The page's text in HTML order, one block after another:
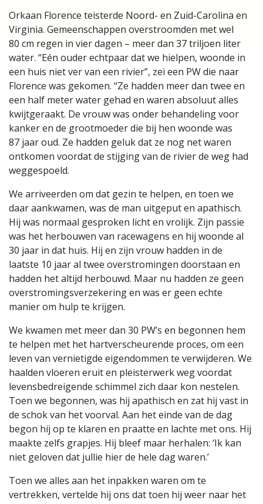
Orkaan Florence teisterde Noord- en Zuid-Carolina en
Virginia. Gemeenschappen overstroomden met wel
80 cm regen in vier dagen – meer dan 37 triljoen liter
water. “Eén ouder echtpaar dat we hielpen, woonde in
een huis niet ver van een rivier”, zei een PW die naar
Florence was gekomen. “Ze hadden meer dan twee en
een half meter water gehad en waren absoluut alles
kwijtgeraakt. De vrouw was onder behandeling voor
kanker en de grootmoeder die bij hen woonde was
87 jaar oud. Ze hadden geluk dat ze nog net waren
ontkomen voordat de stijging van de rivier de weg had
weggespoeld.
We arriveerden om dat gezin te helpen, en toen we
daar aankwamen, was de man uitgeput en apathisch.
Hij was normaal gesproken licht en vrolijk. Zijn passie
was het herbouwen van racewagens en hij woonde al
30 jaar in dat huis. Hij en zijn vrouw hadden in de
laatste 10 jaar al twee overstromingen doorstaan en
hadden het altijd herbouwd. Maar nu hadden ze geen
overstromingsverzekering en was er geen echte
manier om hulp te krijgen.
We kwamen met meer dan 30 PW’s en begonnen hem
te helpen met het hartverscheurende proces, om een
leven van vernietigde eigendommen te verwijderen. We
haalden vloeren eruit en pleisterwerk weg voordat
levensbedreigende schimmel zich daar kon nestelen.
Toen we begonnen, was hij apathisch en zat hij vast in
de schok van het voorval. Aan het einde van de dag
begon hij op te klaren en praatte en lachte met ons. Hij
maakte zelfs grapjes. Hij bleef maar herhalen: ‘Ik kan
niet geloven dat jullie hier de hele dag waren.’
Toen we alles aan het inpakken waren om te
vertrekken, vertelde hij ons dat toen hij weer naar het